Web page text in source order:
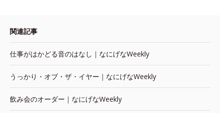
関連記事
仕事がはかどる音のはなし｜なにげなWeekly
うっかり・オブ・ザ・イヤー｜なにげなWeekly
飲み会のオーダー｜なにげなWeekly